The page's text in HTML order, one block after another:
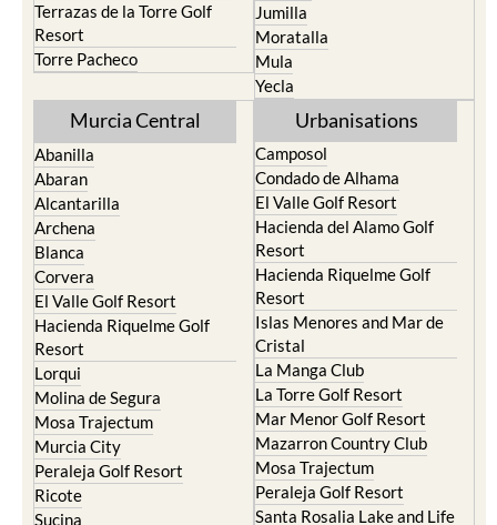
Terrazas de la Torre Golf
Resort
Torre Pacheco
Jumilla
Moratalla
Mula
Yecla
Murcia Central
Abanilla
Abaran
Alcantarilla
Archena
Blanca
Corvera
El Valle Golf Resort
Hacienda Riquelme Golf
Resort
Lorqui
Molina de Segura
Mosa Trajectum
Murcia City
Peraleja Golf Resort
Ricote
Sucina
Urbanisations
Camposol
Condado de Alhama
El Valle Golf Resort
Hacienda del Alamo Golf
Resort
Hacienda Riquelme Golf
Resort
Islas Menores and Mar de
Cristal
La Manga Club
La Torre Golf Resort
Mar Menor Golf Resort
Mazarron Country Club
Mosa Trajectum
Peraleja Golf Resort
Santa Rosalia Lake and Life